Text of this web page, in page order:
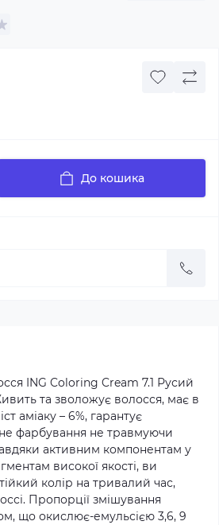
До кошика
ING Coloring Cream 7.1 Русий
та зволожує волосся, має в
аміаку – 6%, гарантує
фарбування не травмуючи
активним компонентам у
високої якості, ви
колір на тривалий час,
Пропорції змішування
що окислює-емульсією 3,6, 9